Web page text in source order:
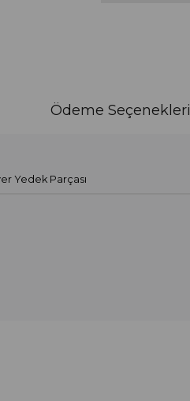
Ödeme Seçenekleri
Yedek Parçası